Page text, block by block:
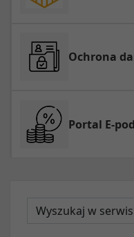
Ochrona
Portal E-
Wyszukaj